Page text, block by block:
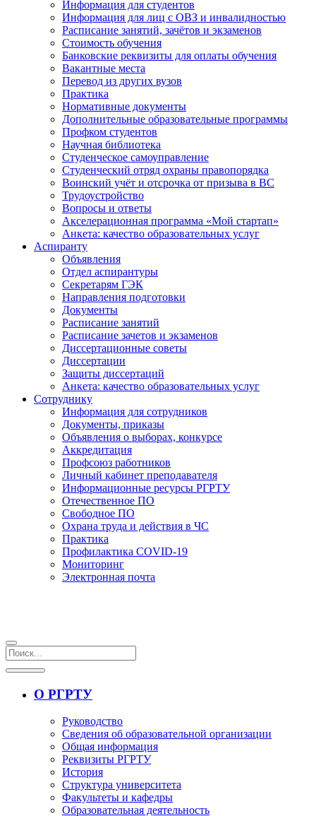
Информация для студентов
Информация для лиц с ОВЗ и инвалидностью
Расписание занятий, зачётов и экзаменов
Стоимость обучения
Банковские реквизиты для оплаты обучения
Вакантные места
Перевод из других вузов
Практика
Нормативные документы
Дополнительные образовательные программы
Профком студентов
Научная библиотека
Студенческое самоуправление
Студенческий отряд охраны правопорядка
Воинский учёт и отсрочка от призыва в ВС
Трудоустройство
Вопросы и ответы
Акселерационная программа «Мой стартап»
Анкета: качество образовательных услуг
Аспиранту
Объявления
Отдел аспирантуры
Секретарям ГЭК
Направления подготовки
Документы
Расписание занятий
Расписание зачетов и экзаменов
Диссертационные советы
Диссертации
Защиты диссертаций
Анкета: качество образовательных услуг
Сотруднику
Информация для сотрудников
Документы, приказы
Объявления о выборах, конкурсе
Аккредитация
Профсоюз работников
Личный кабинет преподавателя
Информационные ресурсы РГРТУ
Отечественное ПО
Свободное ПО
Охрана труда и действия в ЧС
Практика
Профилактика COVID-19
Мониторинг
Электронная почта
О РГРТУ
Руководство
Сведения об образовательной организации
Общая информация
Реквизиты РГРТУ
История
Структура университета
Факультеты и кафедры
Образовательная деятельность